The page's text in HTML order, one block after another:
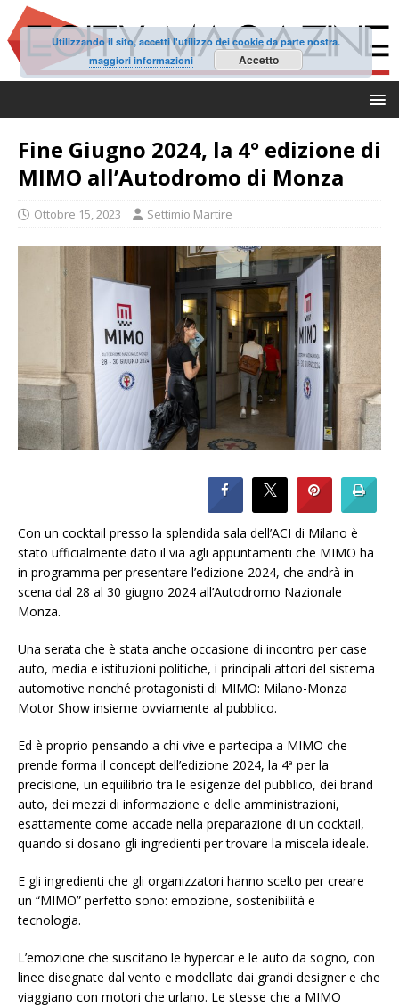
Fine Giugno 2024, la 4° edizione di
MIMO all’Autodromo di Monza
Ottobre 15, 2023 Settimio Martire
Con un cocktail presso la splendida sala dell’ACI di Milano è
stato ufficialmente dato il via agli appuntamenti che MIMO ha
in programma per presentare l’edizione 2024, che andrà in
scena dal 28 al 30 giugno 2024 all’Autodromo Nazionale
Monza.
Una serata che è stata anche occasione di incontro per case
auto, media e istituzioni politiche, i principali attori del sistema
automotive nonché protagonisti di MIMO: Milano-Monza
Motor Show insieme ovviamente al pubblico.
Ed è proprio pensando a chi vive e partecipa a MIMO che
prende forma il concept dell’edizione 2024, la 4ª per la
precisione, un equilibrio tra le esigenze del pubblico, dei brand
auto, dei mezzi di informazione e delle amministrazioni,
esattamente come accade nella preparazione di un cocktail,
quando si dosano gli ingredienti per trovare la miscela ideale.
E gli ingredienti che gli organizzatori hanno scelto per creare
un “MIMO” perfetto sono: emozione, sostenibilità e
tecnologia.
L’emozione che suscitano le hypercar e le auto da sogno, con
linee disegnate dal vento e modellate dai grandi designer e che
viaggiano con motori che urlano. Le stesse che a MIMO
Utilizzando il sito, accetti l'utilizzo dei cookie da parte nostra.
maggiori informazioni
Accetto